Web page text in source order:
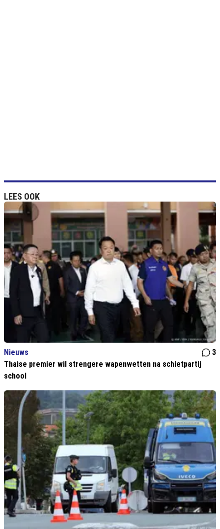
LEES OOK
Nieuws
3
Thaise premier wil strengere wapenwetten na schietpartij
school